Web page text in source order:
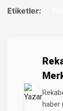
Etiketler:
haber